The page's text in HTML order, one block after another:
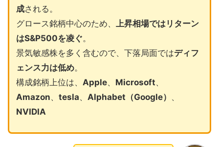
成される。
グロース銘柄中心のため、 上昇相場ではリターン
はS&P500を凌ぐ。
景気敏感株を多く含むので、下落局面ではディフ
ェンス力は低め。
構成銘柄上位は、 Apple、 Microsoft、
Amazon、 tesla、 Alphabet（Google） 、
NVIDIA